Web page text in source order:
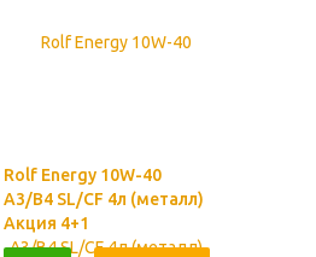
Rolf Energy 10W-40
A3/B4 SL/CF 4л (металл)
Акция 4+1